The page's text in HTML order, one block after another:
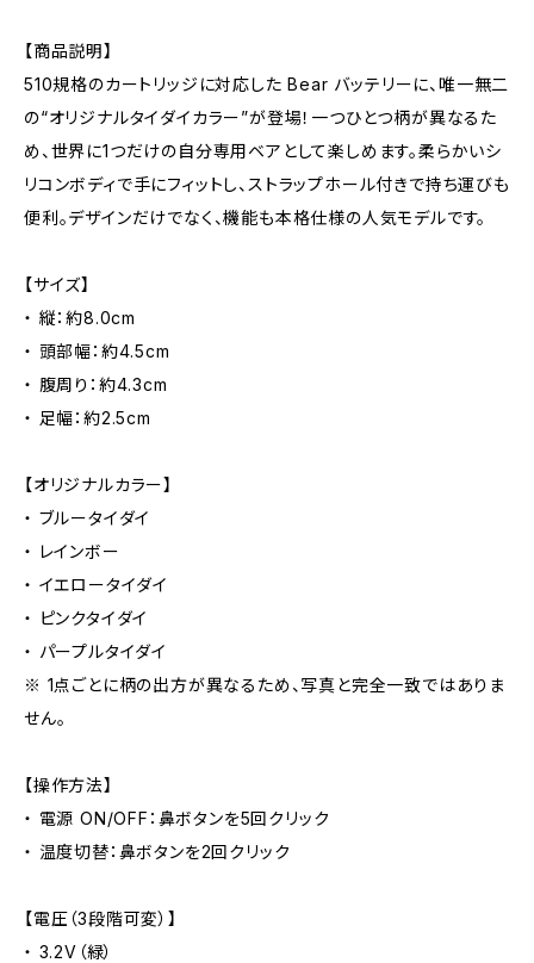
【商品説明】
510規格のカートリッジに対応した Bear バッテリーに、唯一無二
の“オリジナルタイダイカラー”が登場！一つひとつ柄が異なるた
め、世界に1つだけの自分専用ベアとして楽しめます。柔らかいシ
リコンボディで手にフィットし、ストラップホール付きで持ち運びも
便利。デザインだけでなく、機能も本格仕様の人気モデルです。
【サイズ】
・ 縦：約8.0cm
・ 頭部幅：約4.5cm
・ 腹周り：約4.3cm
・ 足幅：約2.5cm
【オリジナルカラー】
・ ブルータイダイ
・ レインボー
・ イエロータイダイ
・ ピンクタイダイ
・ パープルタイダイ
※ 1点ごとに柄の出方が異なるため、写真と完全一致ではありま
せん。
【操作方法】
・ 電源 ON/OFF：鼻ボタンを5回クリック
・ 温度切替：鼻ボタンを2回クリック
【電圧（3段階可変）】
・ 3.2V（緑）